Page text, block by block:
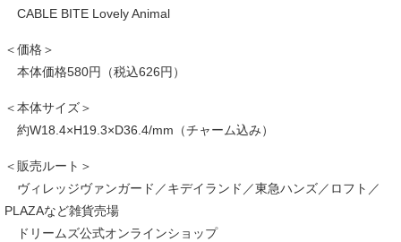
CABLE BITE Lovely Animal
＜価格＞
本体価格580円（税込626円）
＜本体サイズ＞
約W18.4×H19.3×D36.4/mm（チャーム込み）
＜販売ルート＞
ヴィレッジヴァンガード／キデイランド／東急ハンズ／ロフト／
PLAZAなど雑貨売場
ドリームズ公式オンラインショップ